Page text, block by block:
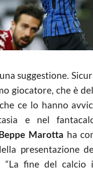
suggestione.
giocatore, che è
ce lo hanno
e nel
Marotta ha
presentazione
“La fine del calcio